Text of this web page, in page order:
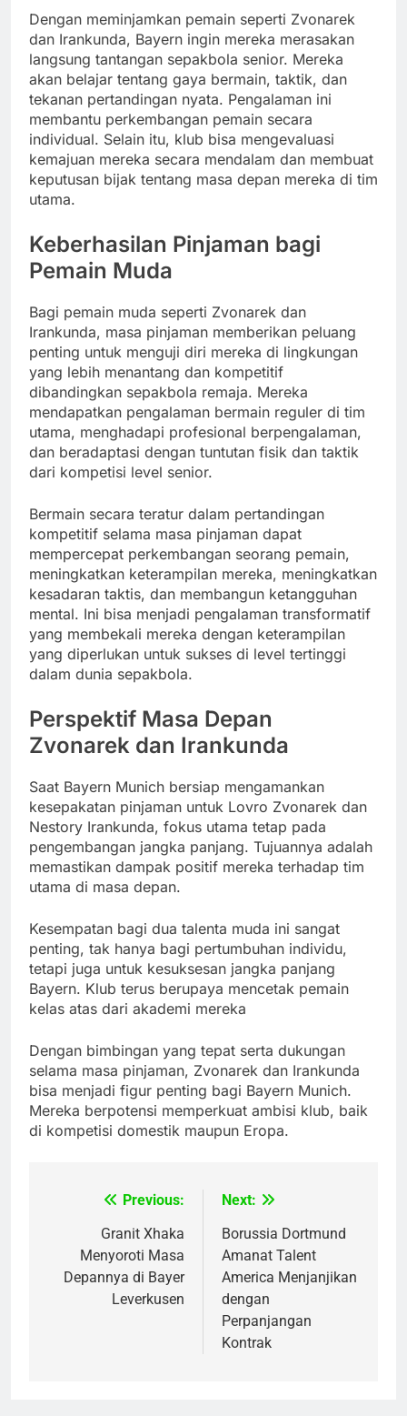
Dengan meminjamkan pemain seperti Zvonarek
dan Irankunda, Bayern ingin mereka merasakan
langsung tantangan sepakbola senior. Mereka
akan belajar tentang gaya bermain, taktik, dan
tekanan pertandingan nyata. Pengalaman ini
membantu perkembangan pemain secara
individual. Selain itu, klub bisa mengevaluasi
kemajuan mereka secara mendalam dan membuat
keputusan bijak tentang masa depan mereka di tim
utama.
Keberhasilan Pinjaman bagi
Pemain Muda
Bagi pemain muda seperti Zvonarek dan
Irankunda, masa pinjaman memberikan peluang
penting untuk menguji diri mereka di lingkungan
yang lebih menantang dan kompetitif
dibandingkan sepakbola remaja. Mereka
mendapatkan pengalaman bermain reguler di tim
utama, menghadapi profesional berpengalaman,
dan beradaptasi dengan tuntutan fisik dan taktik
dari kompetisi level senior.
Bermain secara teratur dalam pertandingan
kompetitif selama masa pinjaman dapat
mempercepat perkembangan seorang pemain,
meningkatkan keterampilan mereka, meningkatkan
kesadaran taktis, dan membangun ketangguhan
mental. Ini bisa menjadi pengalaman transformatif
yang membekali mereka dengan keterampilan
yang diperlukan untuk sukses di level tertinggi
dalam dunia sepakbola.
Perspektif Masa Depan
Zvonarek dan Irankunda
Saat Bayern Munich bersiap mengamankan
kesepakatan pinjaman untuk Lovro Zvonarek dan
Nestory Irankunda, fokus utama tetap pada
pengembangan jangka panjang. Tujuannya adalah
memastikan dampak positif mereka terhadap tim
utama di masa depan.
Kesempatan bagi dua talenta muda ini sangat
penting, tak hanya bagi pertumbuhan individu,
tetapi juga untuk kesuksesan jangka panjang
Bayern. Klub terus berupaya mencetak pemain
kelas atas dari akademi mereka
Dengan bimbingan yang tepat serta dukungan
selama masa pinjaman, Zvonarek dan Irankunda
bisa menjadi figur penting bagi Bayern Munich.
Mereka berpotensi memperkuat ambisi klub, baik
di kompetisi domestik maupun Eropa.
navigation
Previous:
Granit Xhaka
Menyoroti Masa
Depannya di Bayer
Leverkusen
Next:
Borussia Dortmund
Amanat Talent
America Menjanjikan
dengan
Perpanjangan
Kontrak